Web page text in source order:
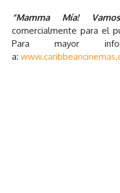
“Mamma Mía!
comercialmente para el
Para mayor
a: